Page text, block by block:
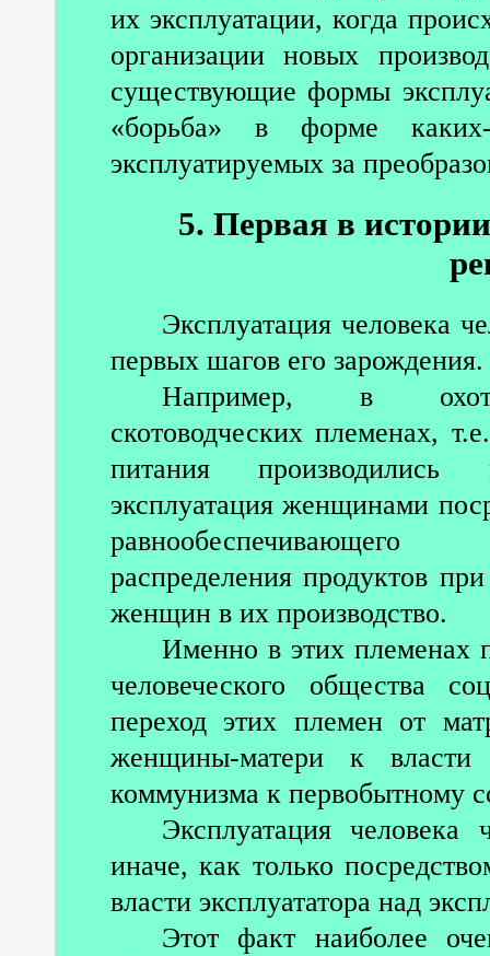
их эксплуатации, когда
организации новых
существующие формы
«борьба» в форме
эксплуатируемых за
5. Первая в
Эксплуатация человека
первых шагов его зарождения.
Например, в
скотоводческих племенах,
питания
эксплуатация женщинами
равнообеспечивающего
распределения продуктов
женщин в их производство.
Именно в этих племенах
человеческого общества
переход этих племен от
женщины-матери к власти
коммунизма к первобытному
Эксплуатация человека
иначе, как только
власти эксплуататора над
Этот факт наиболее